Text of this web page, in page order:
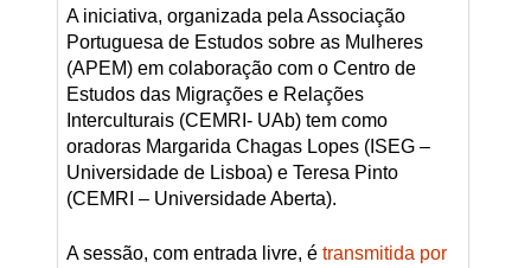
A iniciativa, organizada pela Associação
Portuguesa de Estudos sobre as Mulheres
(APEM) em colaboração com o Centro de
Estudos das Migrações e Relações
Interculturais (CEMRI- UAb) tem como
oradoras Margarida Chagas Lopes (ISEG –
Universidade de Lisboa) e Teresa Pinto
(CEMRI – Universidade Aberta).
A sessão, com entrada livre, é transmitida por